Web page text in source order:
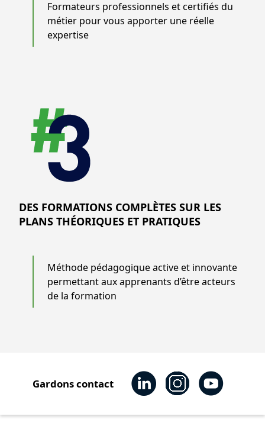
Formateurs professionnels et certifiés du
métier pour vous apporter une réelle
expertise
DES FORMATIONS COMPLÈTES SUR LES
PLANS THÉORIQUES ET PRATIQUES
Méthode pédagogique active et innovante
permettant aux apprenants d’être acteurs
de la formation
Gardons contact